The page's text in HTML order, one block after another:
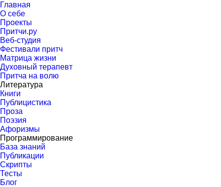
Главная
О себе
Проекты
Притчи.ру
Веб-студия
Фестивали притч
Матрица жизни
Духовный терапевт
Притча на волю
Литература
Книги
Публицистика
Проза
Поэзия
Афоризмы
Программирование
База знаний
Публикации
Скрипты
Тесты
Блог